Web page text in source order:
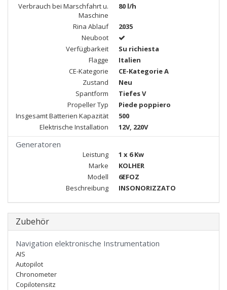
Verbrauch bei Marschfahrt u.
Maschine
80 l/h
Rina Ablauf
2035
Neuboot
Verfügbarkeit
Su richiesta
Flagge
Italien
CE-Kategorie
CE-Kategorie A
Zustand
Neu
Spantform
Tiefes V
Propeller Typ
Piede poppiero
Insgesamt Batterien Kapazität
500
Elektrische Installation
12V, 220V
Generatoren
Leistung
1 x 6 Kw
Marke
KOLHER
Modell
6EFOZ
Beschreibung
INSONORIZZATO
Zubehör
Navigation elektronische Instrumentation
AIS
Autopilot
Chronometer
Copilotensitz